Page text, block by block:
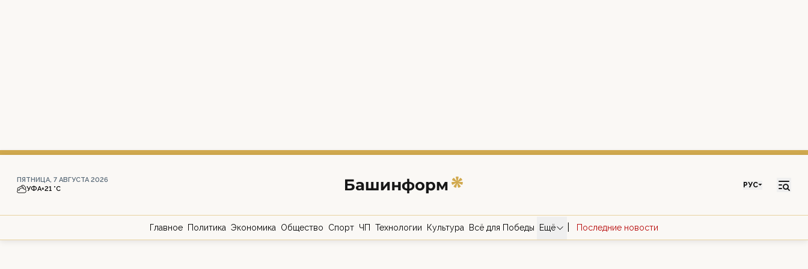
ПЯТНИЦА, 7 АВГУСТА 2026
УФА+21 °С РУС
Главное Политика Экономика Общество Спорт ЧП Технологии Культура Всё для Победы Ещё Последние новости